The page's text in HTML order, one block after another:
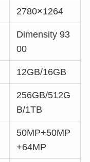
2780×1264
Dimensity 93
00
12GB/16GB
256GB/512G
B/1TB
50MP+50MP
+64MP